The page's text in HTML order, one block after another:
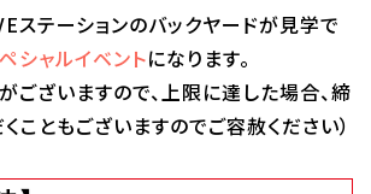
ステーションのバックヤードが見学で
シャルイベントになります。
ございますので、上限に達した場合、締
こともございますのでご容赦ください）